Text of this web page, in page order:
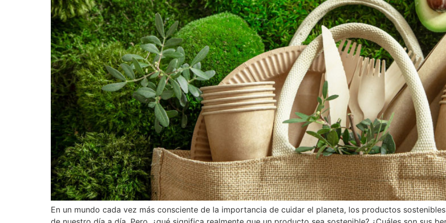
En un mundo cada vez más consciente de la importancia de cuidar el planeta, los productos